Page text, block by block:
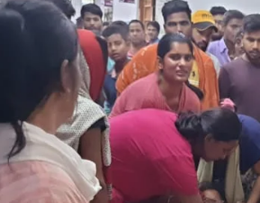
मौत, ट्रैक्टर पलटने से गई जान या सड़क हादसा, जांच में